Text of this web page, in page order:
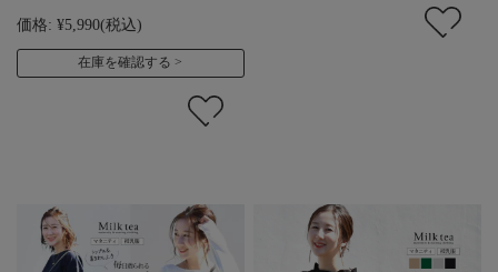
価格: ¥5,990(税込)
在庫を確認する